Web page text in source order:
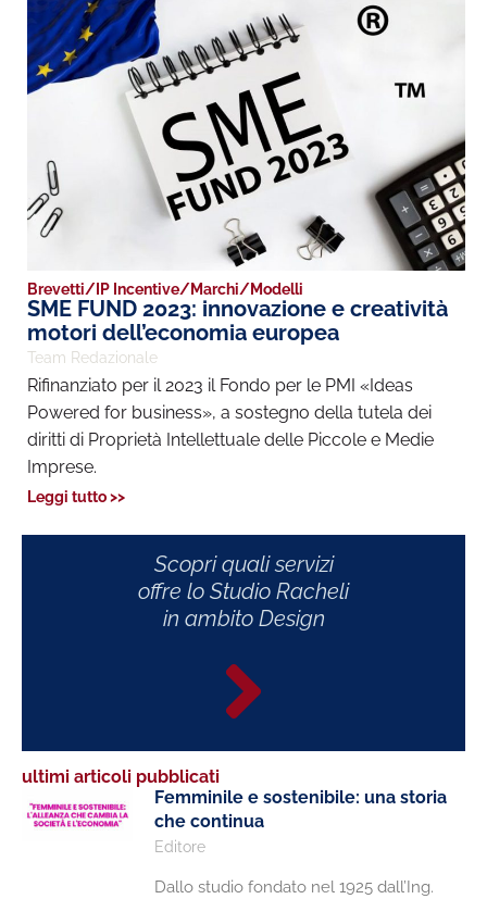
Brevetti/ IP Incentive/Marchi/Modelli
SME FUND 2023: innovazione e creatività
motori dell’economia europea
Team Redazionale
Rifinanziato per il 2023 il Fondo per le PMI «Ideas
Powered for business», a sostegno della tutela dei
diritti di Proprietà Intellettuale delle Piccole e Medie
Imprese.
Leggi tutto >>
Scopri quali servizi
offre lo Studio Racheli
in ambito Design
ultimi articoli pubblicati
Femminile e sostenibile: una storia
che continua
Editore
Dallo studio fondato nel 1925 dall’Ing.